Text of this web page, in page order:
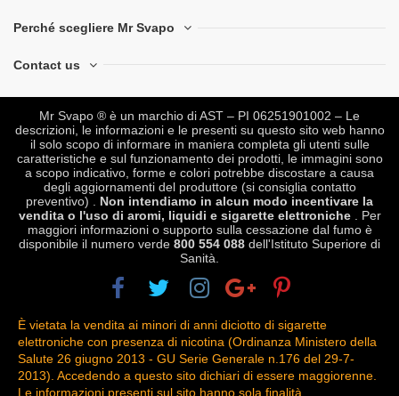
Perché scegliere Mr Svapo
Contact us
Mr Svapo ® è un marchio di AST – PI 06251901002 – Le
descrizioni, le informazioni e le presenti su questo sito web hanno
il solo scopo di informare in maniera completa gli utenti sulle
caratteristiche e sul funzionamento dei prodotti, le immagini sono
a scopo indicativo, forme e colori potrebbe discostare a causa
degli aggiornamenti del produttore (si consiglia contatto
preventivo) . Non intendiamo in alcun modo incentivare la
vendita o l'uso di aromi, liquidi e sigarette elettroniche. Per
maggiori informazioni o supporto sulla cessazione dal fumo è
disponibile il numero verde 800 554 088 dell'Istituto Superiore di
Sanità.
È vietata la vendita ai minori di anni diciotto di sigarette
elettroniche con presenza di nicotina (Ordinanza Ministero della
Salute 26 giugno 2013 - GU Serie Generale n.176 del 29-7-
2013). Accedendo a questo sito dichiari di essere maggiorenne.
Le informazioni presenti sul sito hanno sola finalità